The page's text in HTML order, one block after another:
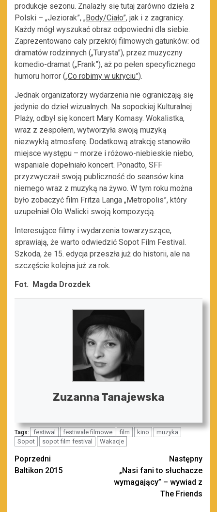
produkcje sezonu. Znalazły się tutaj zarówno dzieła z
Polski – „Jeziorak”, „Body/Ciało”, jak i z zagranicy.
Każdy mógł wyszukać obraz odpowiedni dla siebie.
Zaprezentowano cały przekrój filmowych gatunków: od
dramatów rodzinnych („Turysta”), przez muzyczny
komedio-dramat („Frank”), aż po pełen specyficznego
humoru horror („Co robimy w ukryciu”).
Jednak organizatorzy wydarzenia nie ograniczają się
jedynie do dzieł wizualnych. Na sopockiej Kulturalnej
Plaży, odbył się koncert Mary Komasy. Wokalistka,
wraz z zespołem, wytworzyła swoją muzyką
niezwykłą atmosferę. Dodatkową atrakcję stanowiło
miejsce występu – morze i różowo-niebieskie niebo,
wspaniale dopełniało koncert. Ponadto, SFF
przyzwyczaił swoją publiczność do seansów kina
niemego wraz z muzyką na żywo. W tym roku można
było zobaczyć film Fritza Langa „Metropolis”, który
uzupełniał Olo Walicki swoją kompozycją.
Interesujące filmy i wydarzenia towarzyszące,
sprawiają, że warto odwiedzić Sopot Film Festival.
Szkoda, że 15. edycja przeszła już do historii, ale na
szczęście kolejna już za rok.
Fot. Magda Drozdek
Zuzanna Tanajewska
Tags: festiwal festiwale filmowe film kino
muzyka
Sopot
sopot film festival Wakacje
Zobacz
wpisy
Poprzedni
Baltikon 2015
Następny
„Nasi fani to słuchacze
wymagający” – wywiad z
The Friends